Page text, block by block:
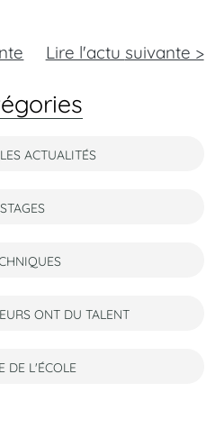
Lire l'actu suivante >
ACTUALITÉS
STAGES
ONT DU TALENT
DE L'ÉCOLE